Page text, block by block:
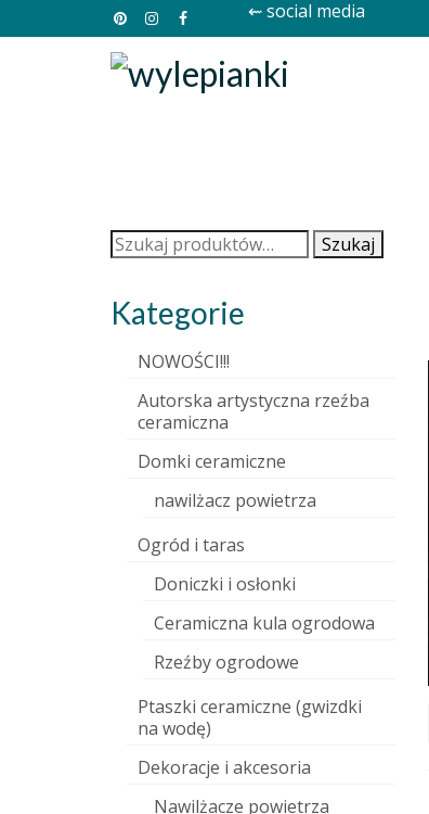
⇜ social media
Szukaj: Szukaj
Kategorie
NOWOŚCI!!!
Autorska artystyczna rzeźba
ceramiczna
Domki ceramiczne
nawilżacz powietrza
Ogród i taras
Doniczki i osłonki
Ceramiczna kula ogrodowa
Rzeźby ogrodowe
Ptaszki ceramiczne (gwizdki
na wodę)
Dekoracje i akcesoria
Nawilżacze powietrza